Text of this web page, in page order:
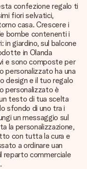
confezione regalo ti
fiori selvatici,
casa. Crescere i
bombe contenenti i
in giardino, sul balcone
in Olanda
e sono composte per
personalizzato ha una
design e il tuo regalo
personalizzato è
testo di tua scelta
sfondo di uno tra i
un messaggio sul
la personalizzazione,
con tutta la cura e
a ordinare uan
reparto commerciale